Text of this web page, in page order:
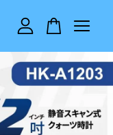
空的。